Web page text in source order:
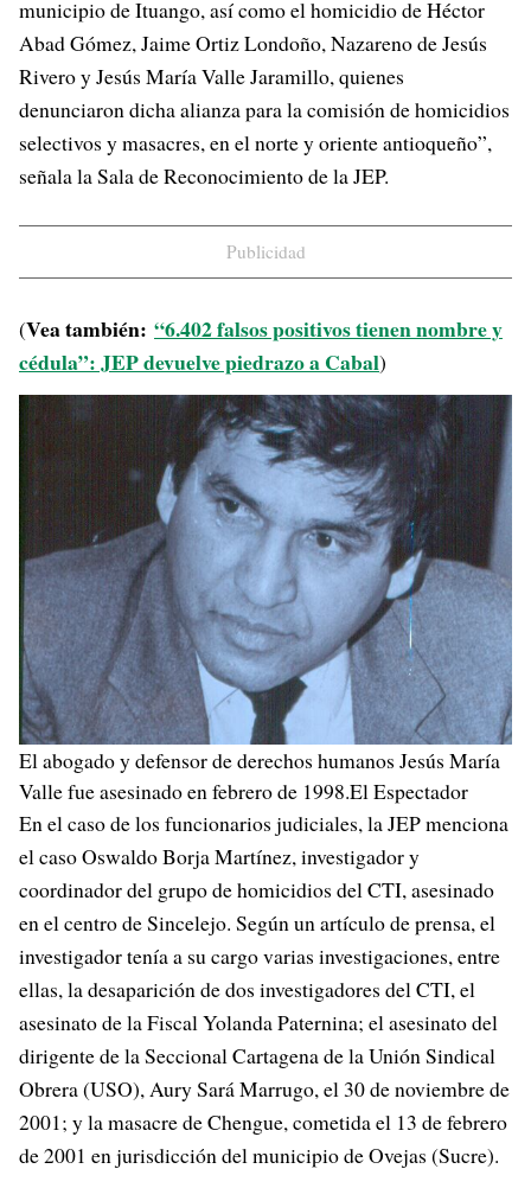
municipio de Ituango, así como el homicidio de Héctor
Abad Gómez, Jaime Ortiz Londoño, Nazareno de Jesús
Rivero y Jesús María Valle Jaramillo, quienes
denunciaron dicha alianza para la comisión de homicidios
selectivos y masacres, en el norte y oriente antioqueño”,
señala la Sala de Reconocimiento de la JEP.
Publicidad
(Vea también: “6.402 falsos positivos tienen nombre y
cédula”: JEP devuelve piedrazo a Cabal)
El abogado y defensor de derechos humanos Jesús María
Valle fue asesinado en febrero de 1998.El Espectador
En el caso de los funcionarios judiciales, la JEP menciona
el caso Oswaldo Borja Martínez, investigador y
coordinador del grupo de homicidios del CTI, asesinado
en el centro de Sincelejo. Según un artículo de prensa, el
investigador tenía a su cargo varias investigaciones, entre
ellas, la desaparición de dos investigadores del CTI, el
asesinato de la Fiscal Yolanda Paternina; el asesinato del
dirigente de la Seccional Cartagena de la Unión Sindical
Obrera (USO), Aury Sará Marrugo, el 30 de noviembre de
2001; y la masacre de Chengue, cometida el 13 de febrero
de 2001 en jurisdicción del municipio de Ovejas (Sucre).